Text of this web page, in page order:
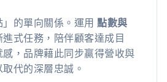
的單向關係。運用 點數與
進式任務，陪伴顧客達成目
，品牌藉此同步贏得營收與
代的深層忠誠。